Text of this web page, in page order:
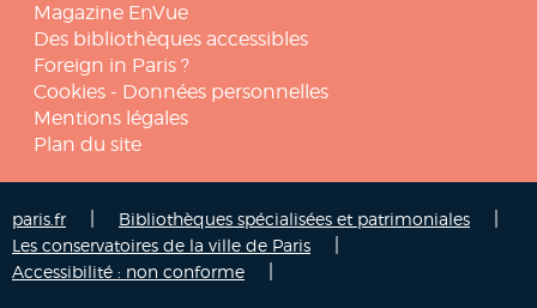
Magazine EnVue
Des bibliothèques accessibles
Foreign in Paris ?
Cookies - Données personnelles
Mentions légales
Plan du site
paris.fr Bibliothèques spécialisées et patrimoniales
Les conservatoires de la ville de Paris
Accessibilité : non conforme